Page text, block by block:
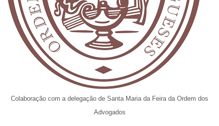
Colaboração com a delegação de Santa Maria da Feira da Ordem dos
Advogados